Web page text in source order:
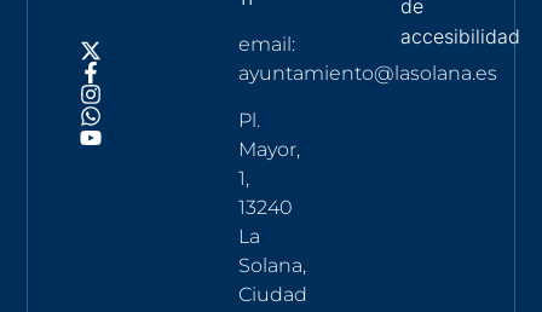
email:
ayuntamiento@lasolana.es
Pl.
Mayor,
1,
13240
La
Solana,
Ciudad
de
accesibilidad